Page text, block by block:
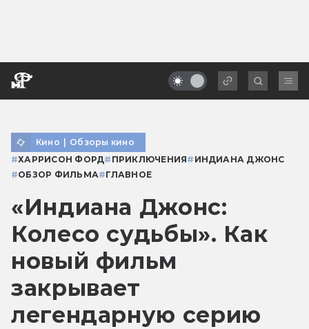
Кино | Обзоры кино
#ХАРРИСОН ФОРД# ПРИКЛЮЧЕНИЯ# ИНДИАНА ДЖОНС
#ОБЗОР ФИЛЬМА#ГЛАВНОЕ
«Индиана Джонс:
Колесо судьбы». Как
новый фильм
закрывает
легендарную серию